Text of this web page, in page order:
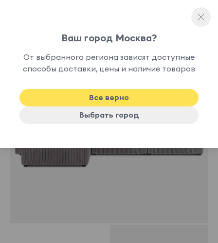
Хит
Ваш город Москва?
От выбранного региона зависят доступные
способы доставки, цены и наличие товаров
Все верно
Выбрать город